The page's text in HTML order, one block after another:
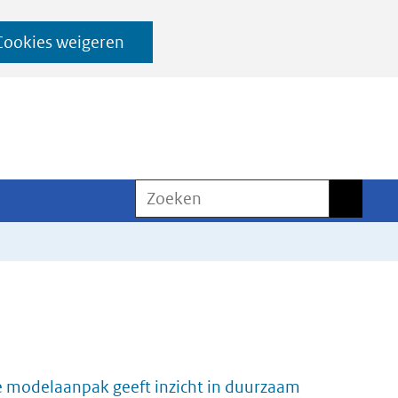
weigeren
Zoeken
modelaanpak geeft inzicht in duurzaam